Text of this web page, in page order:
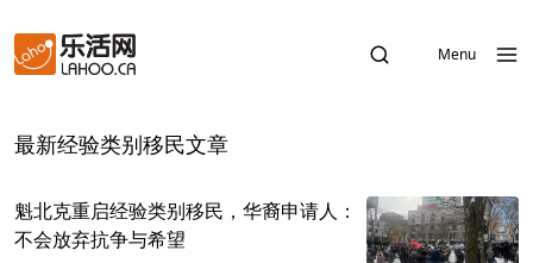
Menu
最新经验类别移民文章
魁北克重启经验类别移民，华裔申请人：
不会放弃抗争与希望